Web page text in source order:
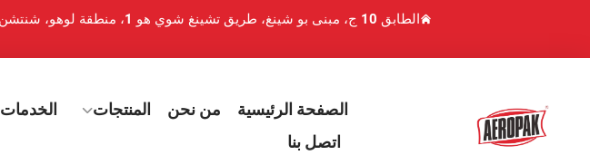
الطابق 10 ج، مبنى بو شينغ، طريق تشينغ شوي هو 1، منطقة لوهو، شنتشن، الصين
الصفحة الرئيسية من نحن المنتجات الخدمات
اتصل بنا